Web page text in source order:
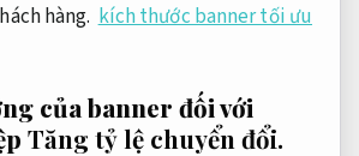
hàng. kích thước banner tối ưu
của banner đối với
Tăng tỷ lệ chuyển đổi.